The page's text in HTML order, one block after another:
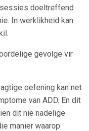
doeltreffend
In werklikheid kan
gevolge vir
oefening kan net
van ADD. En dit
dit nie nadelige
manier waarop